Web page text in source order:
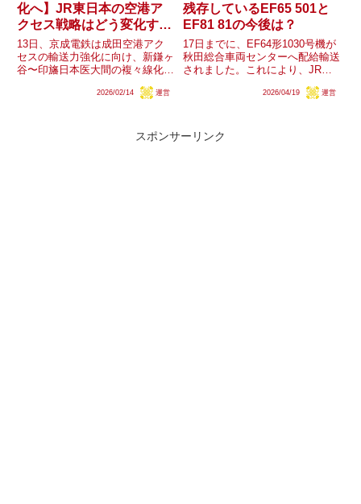
化へ】JR東日本の空港ア
クセス戦略はどう変化する
のか
13日、京成電鉄は成田空港アク
セスの輸送力強化に向け、新鎌ヶ
谷〜印旛日本医大間の複々線化を
の計画が実現した場合、所要時間
を担うJR東日本にとっても大き
2026/02/14 運営
残存しているEF65 501と
EF81 81の今後は？
17日までに、EF64形1030号機が
秋田総合車両センターへ配給輸送
されました。これにより、JR東
機関車が消滅となる見通しです。
(旧ぐんま車両セ...
2026/04/19 運営
スポンサーリンク